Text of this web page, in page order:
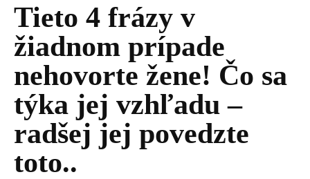
Tieto 4 frázy v
žiadnom prípade
nehovorte žene! Čo sa
týka jej vzhľadu –
radšej jej povedzte
toto..